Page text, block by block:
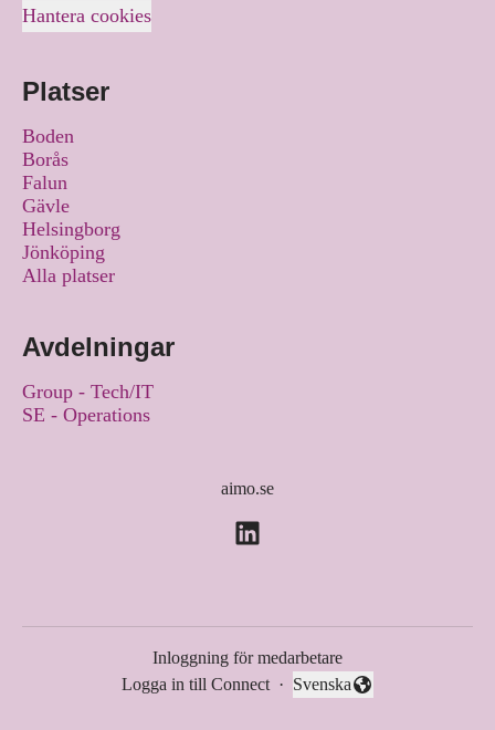
Hantera cookies
Platser
Boden
Borås
Falun
Gävle
Helsingborg
Jönköping
Alla platser
Avdelningar
Group - Tech/IT
SE - Operations
aimo.se
Inloggning för medarbetare
Logga in till Connect ·
Byt språk
Svenska